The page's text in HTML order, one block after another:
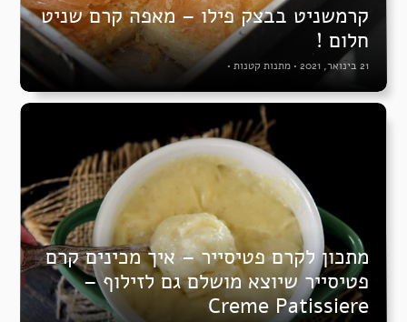
קרמשניט בבצק פילו – מאפה קרם שניט
חלום !
21 בינואר, 2021 • מתנות קטנות •
מתכון לקרם פטיסייר – איך מכינים קרם
פטיסייר שיוצא מושלם גם לזילוף –
Creme Patissiere